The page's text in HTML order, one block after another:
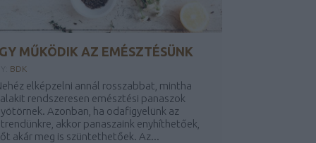
MŰKÖDIK AZ EMÉSZTÉSÜNK
BDK
elképzelni annál rosszabbat, mintha
rendszeresen emésztési panaszok
Azonban, ha odafigyelünk az
akkor panaszaink enyhíthetőek,
akár meg is szüntethetőek. Az...